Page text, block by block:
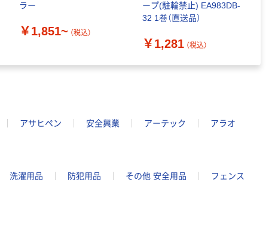
ラー
￥1,851~ （税込）
ープ(駐輪禁止) EA983DB-
32 1巻（直送品）
￥1,281 （税込）
アサヒペン 安全興業 アーテック アラオ
洗濯用品 防犯用品 その他 安全用品
フェンス